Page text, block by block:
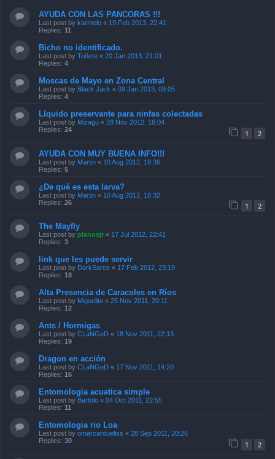
AYUDA CON LAS PANCORAS !!!
Last post by karmelo « 19 Feb 2013, 22:41
Replies: 11
Bicho no identificado.
Last post by Toñete « 20 Jan 2013, 21:01
Replies: 4
Moscas de Mayo en Zona Central
Last post by Black Jack « 09 Jan 2013, 09:05
Replies: 4
Líquido preservante para ninfas colectadas
Last post by Mizagu « 28 Nov 2012, 18:04
Replies: 24 1 2
AYUDA CON MUY BUENA INFO!!!
Last post by Martin « 10 Aug 2012, 18:36
Replies: 5
¿De qué es esta larva?
Last post by Martin « 10 Aug 2012, 18:32
Replies: 26 1 2
The Mayfly
Last post by planosjr « 17 Jul 2012, 22:41
Replies: 3
link que les puede servir
Last post by DarkSarce « 17 Feb 2012, 23:19
Replies: 18
Alta Presencia de Caracoles en Ríos
Last post by Miguelito « 25 Nov 2011, 20:11
Replies: 12
Ants / Hormigas
Last post by CLaNGeD « 18 Nov 2011, 22:13
Replies: 19
Dragon en acción
Last post by CLaNGeD « 17 Nov 2011, 14:20
Replies: 16
Entomologia acuatica simple
Last post by Bartolo « 04 Oct 2011, 22:55
Replies: 11
Entomologia rio Loa
Last post by omarcardueliss « 28 Sep 2011, 20:26
Replies: 30 1 2